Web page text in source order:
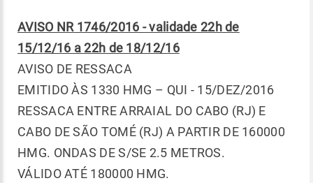
AVISO NR 1746/2016 - validade 22h de
15/12/16 a 22h de 18/12/16
AVISO DE RESSACA
EMITIDO ÀS 1330 HMG – QUI - 15/DEZ/2016
RESSACA ENTRE ARRAIAL DO CABO (RJ) E
CABO DE SÃO TOMÉ (RJ) A PARTIR DE 160000
HMG. ONDAS DE S/SE 2.5 METROS.
VÁLIDO ATÉ 180000 HMG.